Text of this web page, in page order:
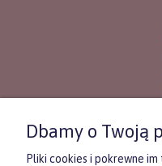
Dbamy o Twoją
Pliki cookies i pokrewne